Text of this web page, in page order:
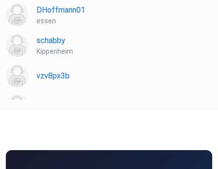
DHoffmann01
essen
schabby
Kippenheim
vzv8px3b